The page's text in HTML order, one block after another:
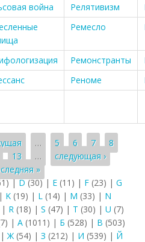
война Релятивизм
Ремесло
Ремонстранты
Реноме
… 5 6 7
8
13 …
следующая ›
»
|D(30) | E (11) | F (23) | G
| K (19) | L (14) | M (33) | N
| R (18) | S (47) | T (30) | U (7)
| А (1011) | Б (528) | В (503)
| Ж (54) | З (212) | И (539) | Й